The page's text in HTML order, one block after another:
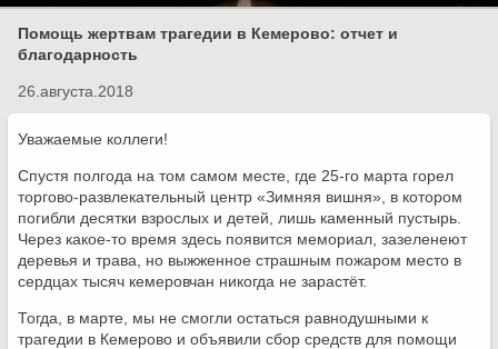
Помощь жертвам трагедии в Кемерово: отчет и
благодарность
26.августа.2018
Уважаемые коллеги!
Спустя полгода на том самом месте, где 25-го марта горел
торгово-развлекательный центр «Зимняя вишня», в котором
погибли десятки взрослых и детей, лишь каменный пустырь.
Через какое-то время здесь появится мемориал, зазеленеют
деревья и трава, но выжженное страшным пожаром место в
сердцах тысяч кемеровчан никогда не зарастёт.
Тогда, в марте, мы не смогли остаться равнодушными к
трагедии в Кемерово и объявили сбор средств для помощи
полная версия сайта